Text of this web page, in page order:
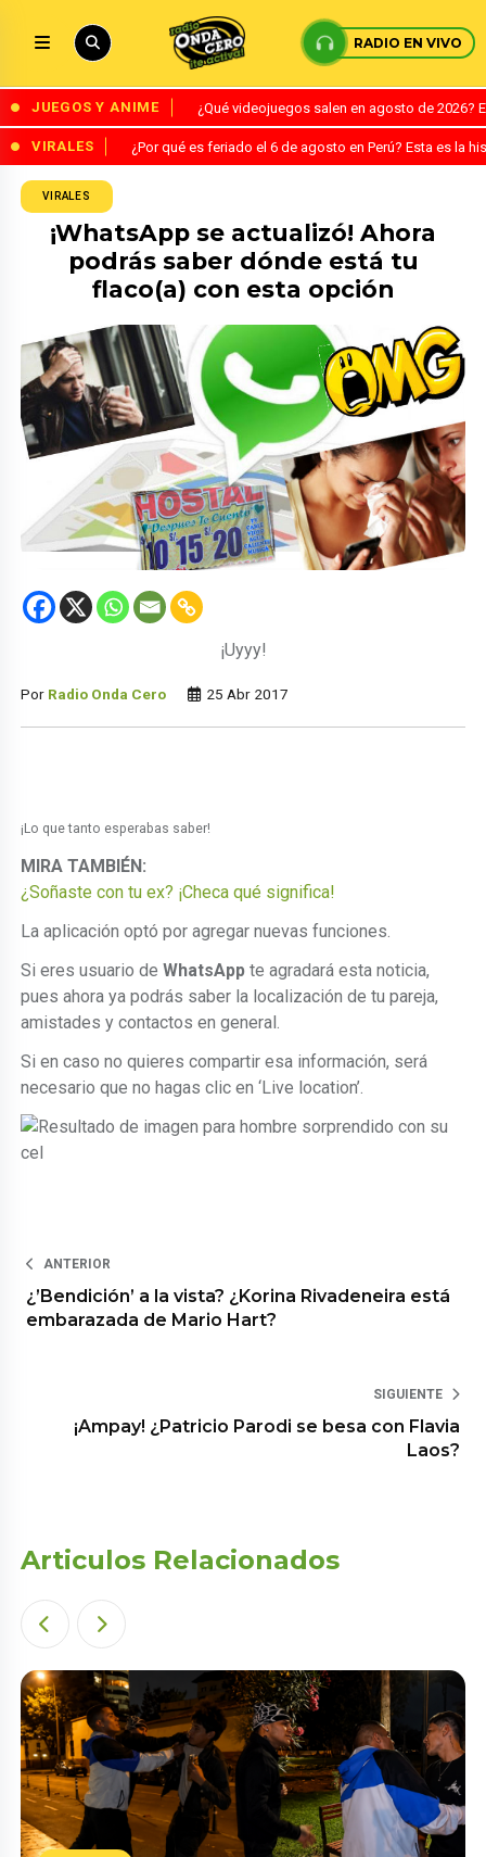
RADIO EN VIVO
JUEGOS Y ANIME ¿Qué videojuegos salen en agosto de
VIRALES ¿Por qué es feriado el 6 de agosto en Perú? Esta es la
VIRALES
¡WhatsApp se actualizó! Ahora
podrás saber dónde está tu
flaco(a) con esta opción
¡Uyyy!
Por Radio Onda Cero 25 Abr 2017
¡Lo que tanto esperabas saber!
MIRA TAMBIÉN:
¿Soñaste con tu ex? ¡Checa qué significa!
La aplicación optó por agregar nuevas funciones.
Si eres usuario deWhatsApp te agradará esta noticia,
pues ahora ya podrás saber la localización de tu pareja,
amistades y contactos en general.
Si en caso no quieres compartir esa información, será
necesario que no hagas clic en ‘Live location’.
ANTERIOR
¿’Bendición’ a la vista? ¿Korina Rivadeneira está
embarazada de Mario Hart?
SIGUIENTE
¡Ampay! ¿Patricio Parodi se besa con Flavia
Laos?
Articulos Relacionados